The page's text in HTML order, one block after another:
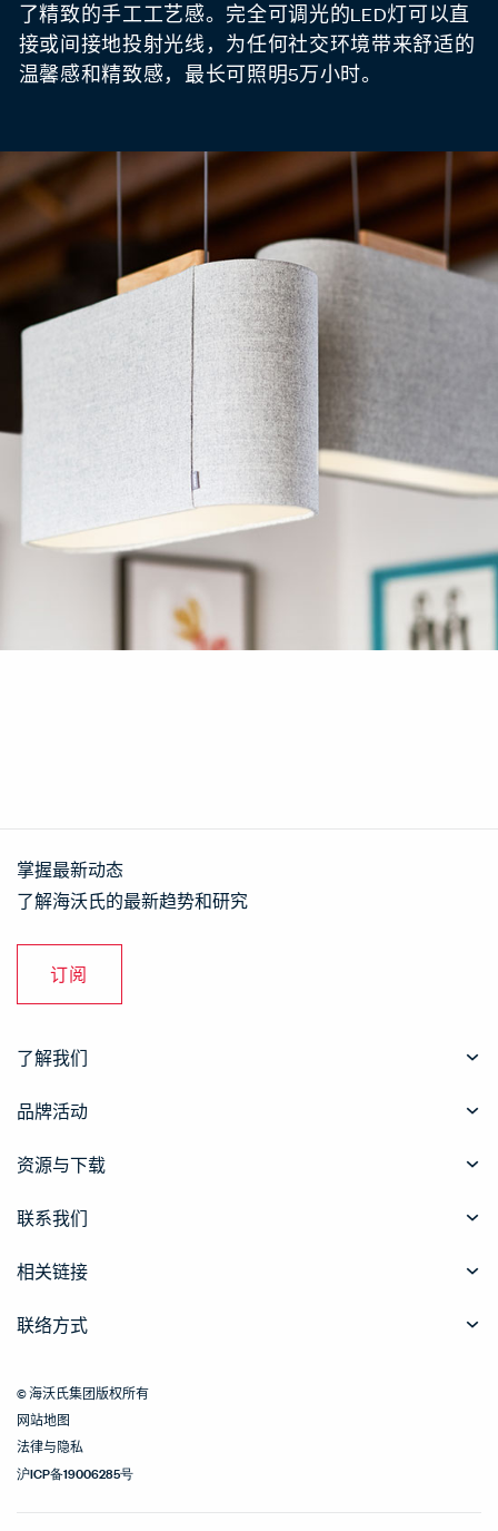
了精致的手工工艺感。完全可调光的LED灯可以直
接或间接地投射光线，为任何社交环境带来舒适的
温馨感和精致感，最长可照明5万小时。
掌握最新动态
了解海沃氏的最新趋势和研究
订阅
了解我们
品牌活动
资源与下载
联系我们
相关链接
联络方式
© 海沃氏集团版权所有
网站地图
法律与隐私
沪ICP备19006285号